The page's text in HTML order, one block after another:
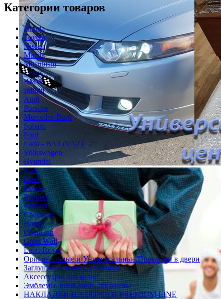
Категории товаров
Honda
Toyota
Nissan
Mazda
Mitsubishi
Lexus
BMW
Infiniti
Audi
Porsche
Mercedes-Benz
Subaru
Ford
Lada - ВАЗ (VAZ)
Volkswagen
Hyundai
KIA
Opel
Skoda
Peugeot
Renault
Chevrolet
Haval
ChanGan
Great Wall
Land-Rover
Оригинальные и Универсальные Проекции в двери
Заглушки в ремни, Обманки
Аксессуары для колес
Эмблемы, шильдики, логотипы
НАКЛАДКИ НА ПОРОГИ PREMIUM LINE